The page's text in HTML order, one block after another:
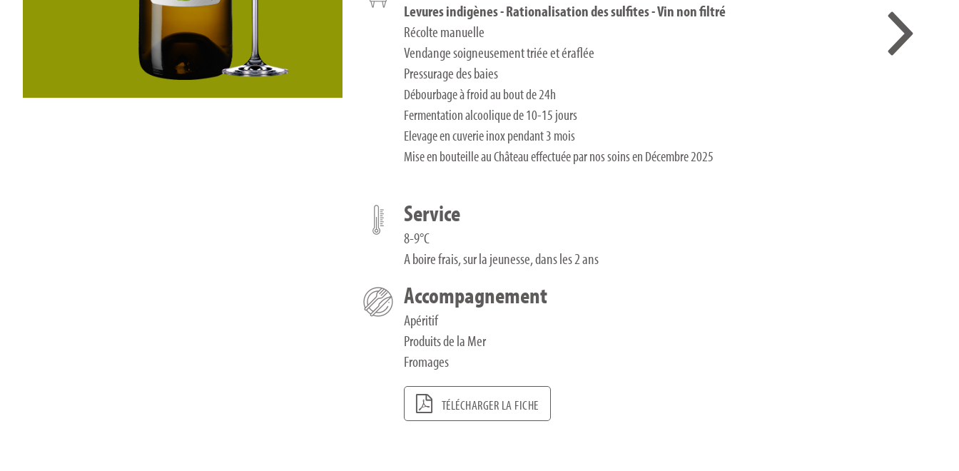
Levures indigènes - Rationalisation des sulfites - Vin non filtré
Récolte manuelle
Vendange soigneusement triée et éraflée
Pressurage des baies
Débourbage à froid au bout de 24h
Fermentation alcoolique de 10-15 jours
Elevage en cuverie inox pendant 3 mois
Mise en bouteille au Château effectuée par nos soins en Décembre 2025
Service
8-9°C
A boire frais, sur la jeunesse, dans les 2 ans
Accompagnement
Apéritif
Produits de la Mer
Fromages
TÉLÉCHARGER LA FICHE